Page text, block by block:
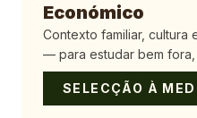
Económico
Contexto familiar, cultura
— para estudar bem fora,
SELECÇÃO À